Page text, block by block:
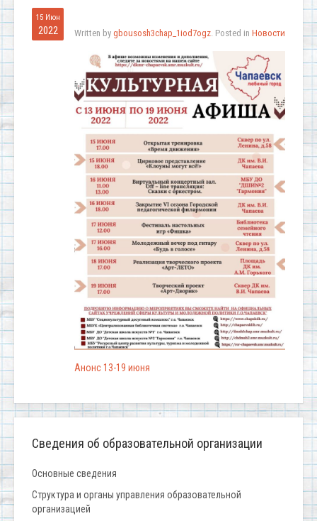
15 Июн
2022 Written by gbousosh3chap_1iod7ogz. Posted in Новости
Анонс 13-19 июня
Сведения об образовательной организации
Основные сведения
Структура и органы управления образовательной
организацией